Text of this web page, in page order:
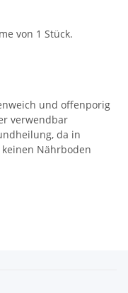
von 1 Stück.
und offenporig
verwendbar
da in
Nährboden